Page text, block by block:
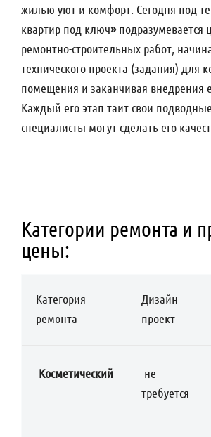
жилью уют и комфорт. Сегодня под
квартир под ключ»
ремонтно-строительных работ,
технического проекта (задания) для
помещения и заканчивая внедрения
Каждый его этап таит свои
специалисты могут сделать его
Категории ремонта и
цены:
Категория
ремонта
Дизайн
проект
Косметический
не
требуется